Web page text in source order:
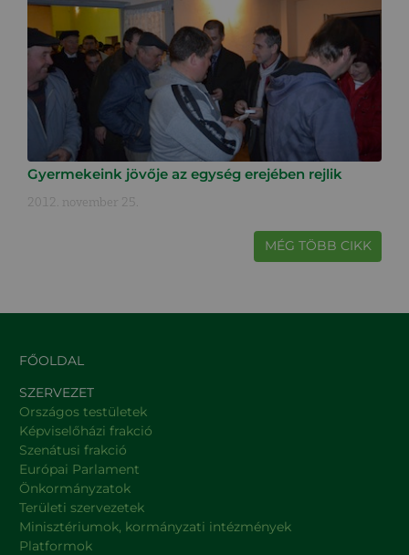
Gyermekeink jövője az egység erejében rejlik
2012. november 25.
MÉG TÖBB CIKK
FŐOLDAL
SZERVEZET
Országos testületek
Képviselőházi frakció
Szenátusi frakció
Európai Parlament
Önkormányzatok
Területi szervezetek
Minisztériumok, kormányzati intézmények
Platformok